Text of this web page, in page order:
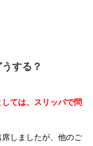
する？
ては、スリッパで問
しましたが、他のご